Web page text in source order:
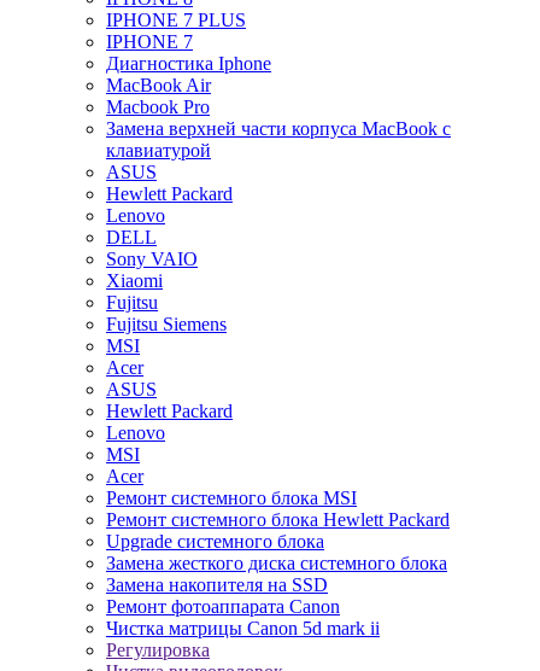
IPHONE 7 PLUS
IPHONE 7
Диагностика Iphone
MacBook Air
Macbook Pro
Замена верхней части корпуса MacBook с
клавиатурой
ASUS
Hewlett Packard
Lenovo
DELL
Sony VAIO
Xiaomi
Fujitsu
Fujitsu Siemens
MSI
Acer
ASUS
Hewlett Packard
Lenovo
MSI
Acer
Ремонт системного блока MSI
Ремонт системного блока Hewlett Packard
Upgrade системного блока
Замена жесткого диска системного блока
Замена накопителя на SSD
Ремонт фотоаппарата Canon
Чистка матрицы Canon 5d mark ii
Регулировка